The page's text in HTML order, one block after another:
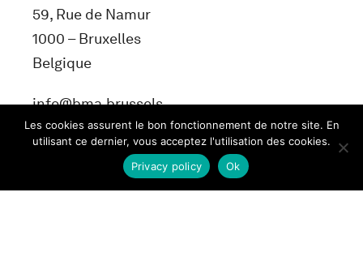
59, Rue de Namur
1000 – Bruxelles
Belgique
info@bma.brussels
Les cookies assurent le bon fonctionnement de notre site. En
utilisant ce dernier, vous acceptez l'utilisation des cookies.
Ok
Privacy policy